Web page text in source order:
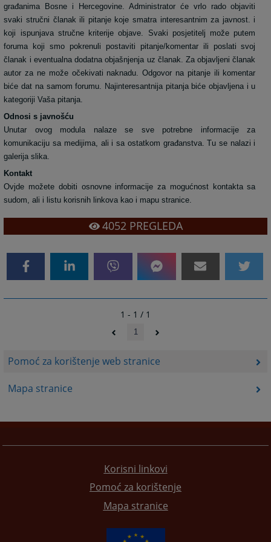
Pomoć za korištenje web stranice
Mapa stranice
građanima Bosne i Hercegovine. Administrator će vrlo rado objaviti
svaki stručni članak ili pitanje koje smatra interesantnim za javnost. i
koji ispunjava stručne kriterije objave. Svaki posjetitelj može putem
foruma koji smo pokrenuli postaviti pitanje/komentar ili poslati svoj
članak i eventualna dodatna objašnjenja uz članak. Za objavljeni članak
autor za ne može očekivati naknadu. Odgovor na pitanje ili komentar
biće dat na samom forumu. Najinteresantnija pitanja biće objavljena i u
kategoriji Vaša pitanja.
Odnosi s javnošću
Unutar ovog modula nalaze se sve potrebne informacije za
komunikaciju sa medijima, ali i sa ostatkom građanstva. Tu se nalazi i
galerija slika.
Kontakt
Ovjde možete dobiti osnovne informacije za mogućnost kontakta sa
sudom, ali i listu korisnih linkova kao i mapu stranice.
4052PREGLEDA
1 - 1 / 1
1
Korisni linkovi
Pomoć za korištenje
Mapa stranice